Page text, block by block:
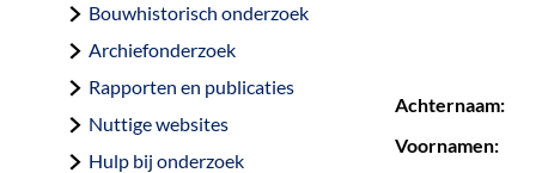
Bouwhistorisch onderzoek
Archiefonderzoek
Rapporten en publicaties
Nuttige websites
Hulp bij onderzoek
Achternaam:
Voornamen: